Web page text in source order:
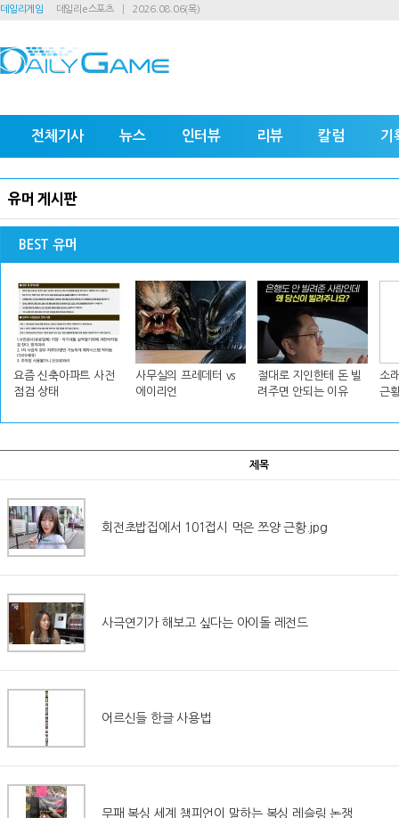
데일리게임 데일리e스포츠 2026.08.06(목)
전체기사 뉴스 인터뷰 리뷰 칼럼 기
유머 게시판
BEST 유머
요즘 신축아파트 사전
점검 상태
사무실의 프레데터 vs
에이리언
절대로 지인한테 돈 빌
려주면 안되는 이유
소
근
제목
회전초밥집에서 101접시 먹은 쯔양 근황.jpg
사극연기가 해보고 싶다는 아이돌 레전드
어르신들 한글 사용법
무패 복싱 세계 챔피언이 말하는 복싱 레슬링 논쟁